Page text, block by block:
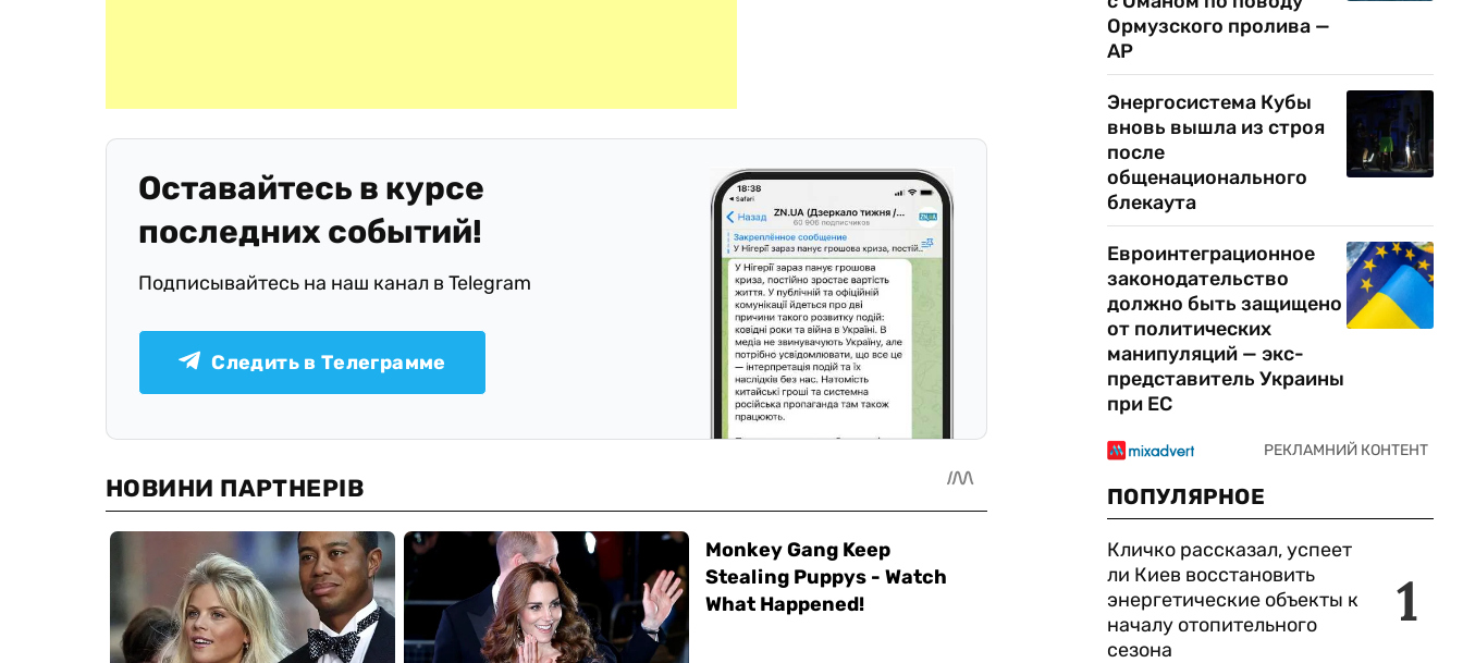
Оставайтесь в курсе
последних событий!
Подписывайтесь на наш канал в Telegram
Следить в Телеграмме
Ормузского пролива —
AP
Энергосистема Кубы
вновь вышла из строя
после
общенационального
блекаута
Евроинтеграционное
законодательство
должно быть защищено
от политических
манипуляций — экс-
представитель Украины
при ЕС
ПОПУЛЯРНОЕ
1
Кличко рассказал, успеет
ли Киев восстановить
энергетические объекты к
началу отопительного
сезона